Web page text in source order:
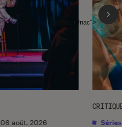
06 août. 2026 Séries
l'Éclaireur fnac">